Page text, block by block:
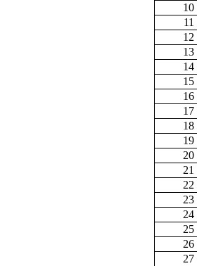
10
11
12
13
14
15
16
17
18
19
20
21
22
23
24
25
26
27